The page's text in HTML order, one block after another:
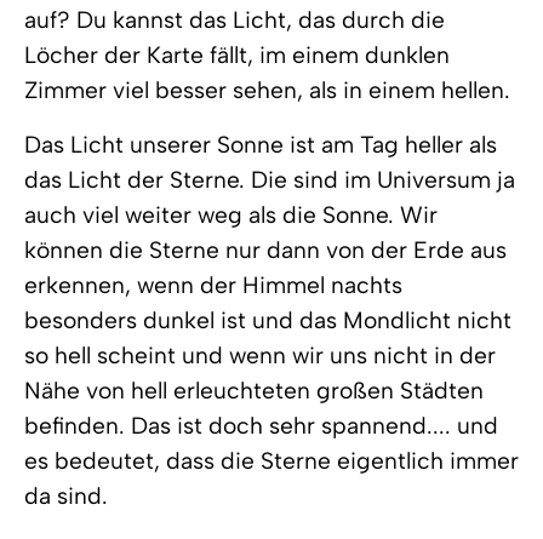
auf? Du kannst das Licht, das durch die
Löcher der Karte fällt, im einem dunklen
Zimmer viel besser sehen, als in einem hellen.
Das Licht unserer Sonne ist am Tag heller als
das Licht der Sterne. Die sind im Universum ja
auch viel weiter weg als die Sonne. Wir
können die Sterne nur dann von der Erde aus
erkennen, wenn der Himmel nachts
besonders dunkel ist und das Mondlicht nicht
so hell scheint und wenn wir uns nicht in der
Nähe von hell erleuchteten großen Städten
befinden. Das ist doch sehr spannend.... und
es bedeutet, dass die Sterne eigentlich immer
da sind.